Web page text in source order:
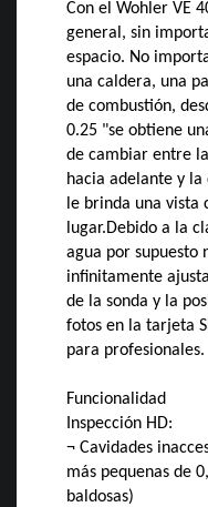
Con el Wohler VE
general, sin
espacio. No
una caldera, una
de combustión,
0.25 "se obtiene
de cambiar entre
hacia adelante y la
le brinda una vista
lugar.Debido a la
agua por supuesto
infinitamente
de la sonda y la
fotos en la tarjeta
para profesionales.
Funcionalidad
Inspección HD:
¬ Cavidades
más pequenas de
baldosas)